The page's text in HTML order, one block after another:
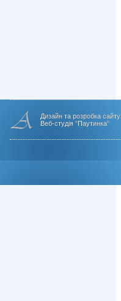
Дизайн та розробка сайту
Веб-студія "Паутинка"